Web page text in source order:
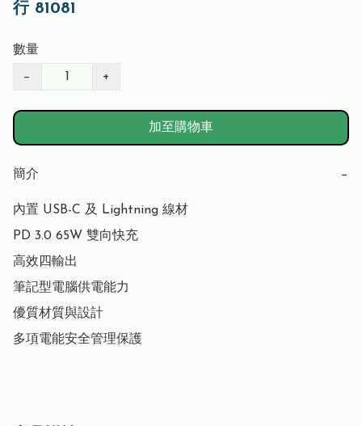
行 81081
數量
− +
加至購物車
簡介 −
內置 USB-C 及 Lightning 線材
PD 3.0 65W 雙向快充
高效四輸出
筆記型電腦供電能力
優質材質與設計
多項電能安全管理保護